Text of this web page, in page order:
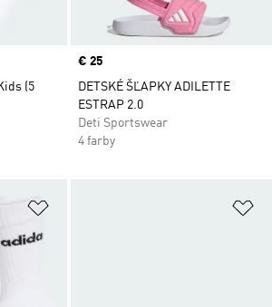
(5
Price
€ 25
DETSKÉ ŠĽAPKY ADILETTE
ESTRAP 2.0
Deti Sportswear
4 farby
Pridať do zoznamu želaných